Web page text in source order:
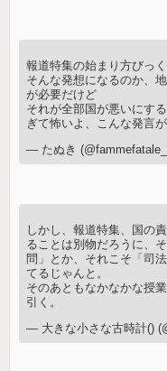
報道特集の始まり方びっく
そんな発想になるのか、
が必要だけど
それが全部国が悪いにす
ぎて怖いよ、こんな発言
— たぬき
しかし、報道特集、国の
ることは別物だろうに、
問」とか、それこそ「司
てるじゃんと。
そのあともなかなかな授
引く。
— 大きな小さな古時計()